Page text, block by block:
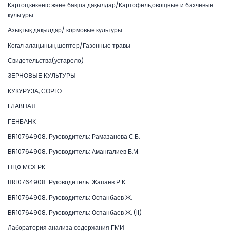
Картоп,көкөніс және бақша дақылдар/Картофель,овощные и бахчевые
культуры
Азықтық дақылдар/ кормовые культуры
Көгал алаңының шөптер/Газонные травы
Свидетельства(устарело)
ЗЕРНОВЫЕ КУЛЬТУРЫ
КУКУРУЗА, СОРГО
ГЛАВНАЯ
ГЕНБАНК
BR10764908. Руководитель: Рамазанова С.Б.
BR10764908. Руководитель: Амангалиев Б.М.
ПЦФ МСХ РК
BR10764908. Руководитель: Жапаев Р.К.
BR10764908. Руководитель: Оспанбаев Ж.
BR10764908. Руководитель: Оспанбаев Ж. (II)
Лаборатория анализа содержания ГМИ